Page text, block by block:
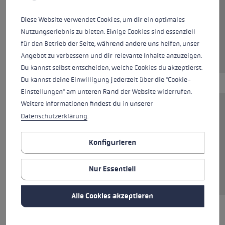
Farben beige
Dieses T-Shirt aus 100 % Baumwolle ist der
atmungsaktive Material liegt angenehm weich
auf der Haut und sorgt für optimalen
Tragekomfort, ob solo getragen oder unter Pulli,
Diese Website verwendet Cookies, um dir ein optimales
Nutzungserlebnis zu bieten. Einige Cookies sind essenziell
für den Betrieb der Seite, während andere uns helfen, unser
Angebot zu verbessern und dir relevante Inhalte anzuzeigen.
Du kannst selbst entscheiden, welche Cookies du akzeptierst.
Du kannst deine Einwilligung jederzeit über die "Cookie-
Einstellungen" am unteren Rand der Website widerrufen.
Weitere Informationen findest du in unserer
Datenschutzerklärung.
Konfigurieren
Nur Essentiell
Alle Cookies akzeptieren